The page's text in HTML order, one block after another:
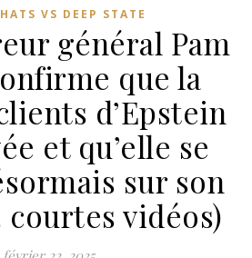
VS DEEP STATE
général Pam
que la
d’Epstein
et qu’elle se
sur son
courtes vidéos)